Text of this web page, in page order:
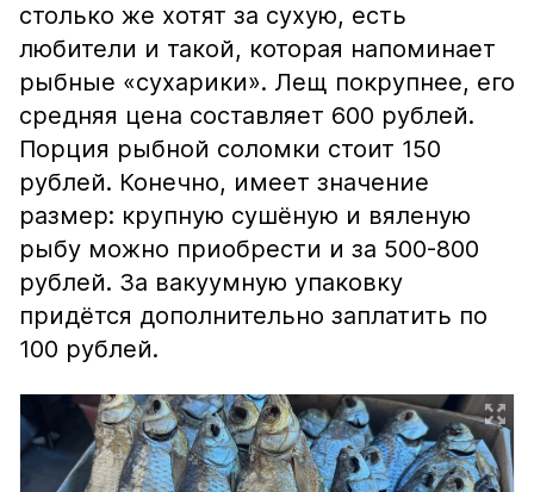
столько же хотят за сухую, есть
любители и такой, которая напоминает
рыбные «сухарики». Лещ покрупнее, его
средняя цена составляет 600 рублей.
Порция рыбной соломки стоит 150
рублей. Конечно, имеет значение
размер: крупную сушёную и вяленую
рыбу можно приобрести и за 500-800
рублей. За вакуумную упаковку
придётся дополнительно заплатить по
100 рублей.